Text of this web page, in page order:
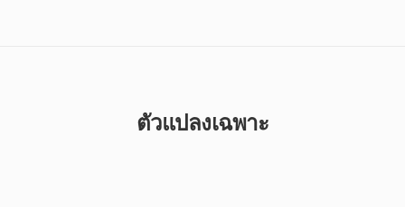
ตัวแปลงเฉพาะ